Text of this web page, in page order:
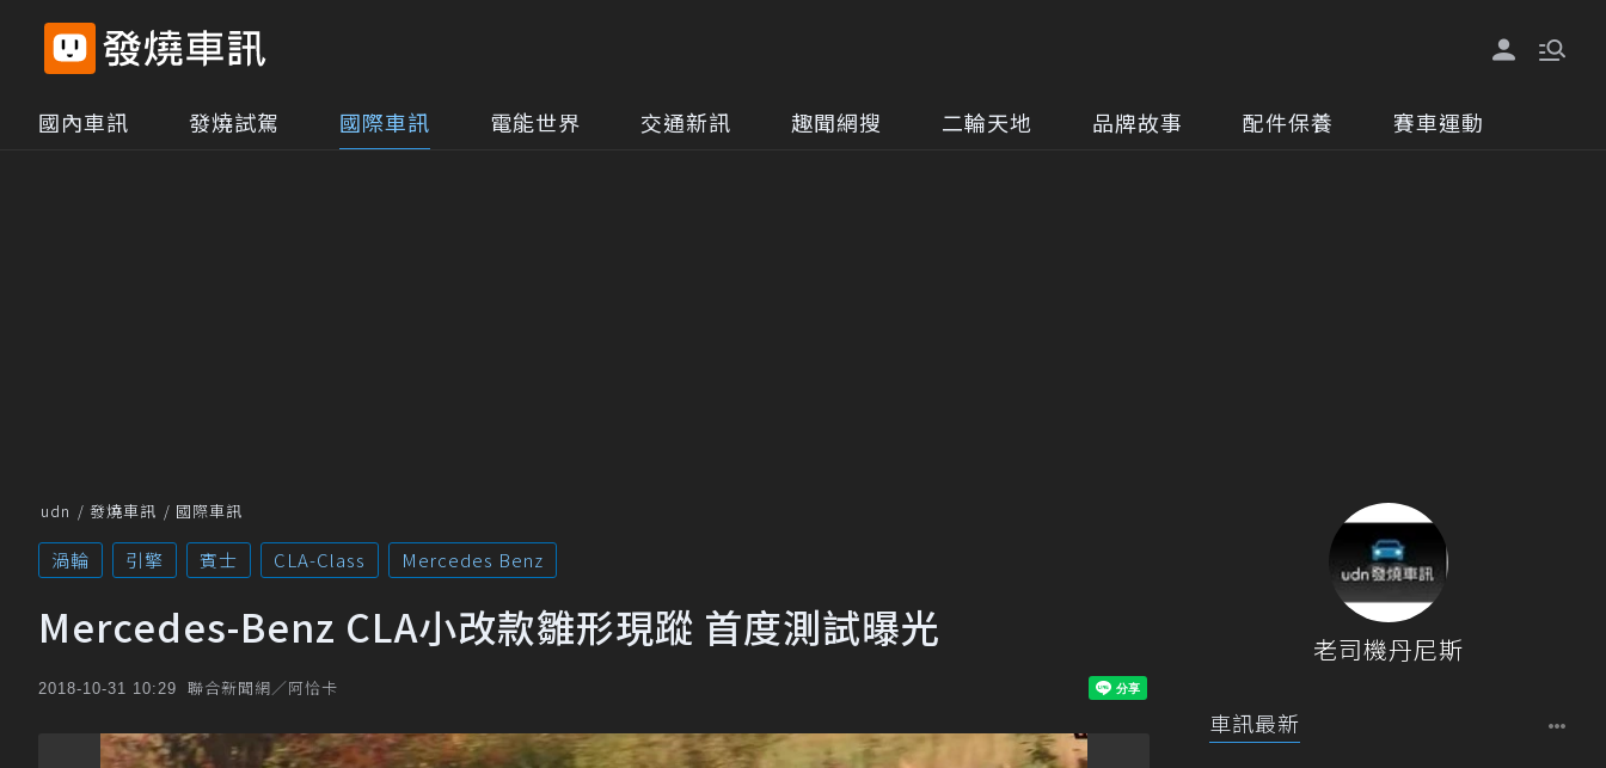
國內車訊 發燒試駕 國際車訊 電能世界 交通新訊 趣聞網搜 二輪天地 品牌故事 配件保養 賽車運動
udn 發燒車訊 國際車訊
渦輪 引擎 賓士 CLA-Class Mercedes Benz
Mercedes-Benz CLA小改款雛形現蹤 首度測試曝光
2018-10-31 10:29 聯合新聞網／阿恰卡
老司機丹尼斯
車訊最新